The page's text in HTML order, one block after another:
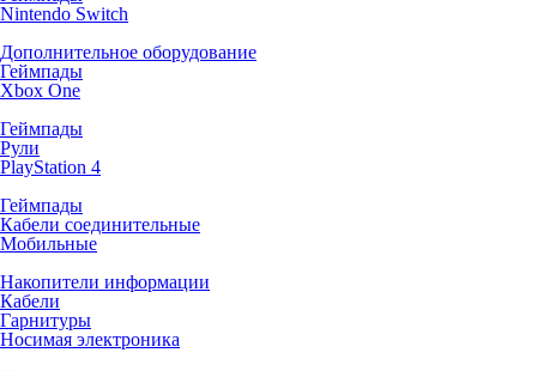
Nintendo Switch
Дополнительное оборудование
Геймпады
Xbox One
Геймпады
Рули
PlayStation 4
Геймпады
Кабели соединительные
Мобильные
Накопители информации
Кабели
Гарнитуры
Носимая электроника